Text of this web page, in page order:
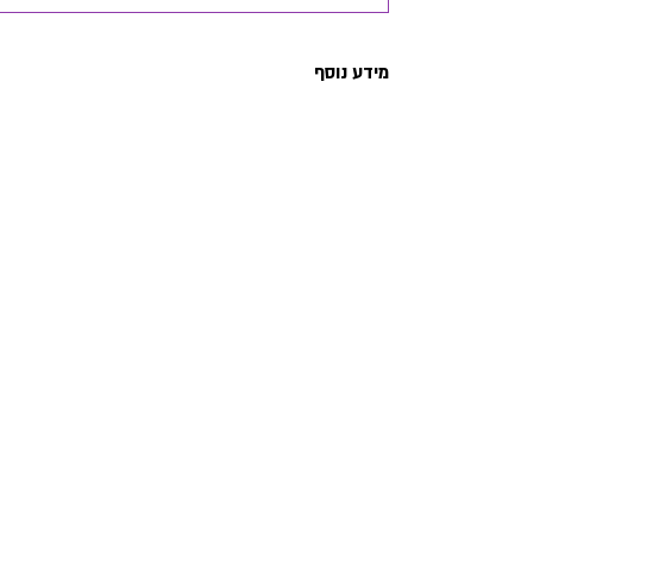
מידע נוסף